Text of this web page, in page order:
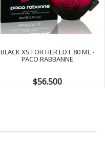
BLACK XS FOR HER EDT 80 ML -
PACO RABBANNE
$56.500
Next